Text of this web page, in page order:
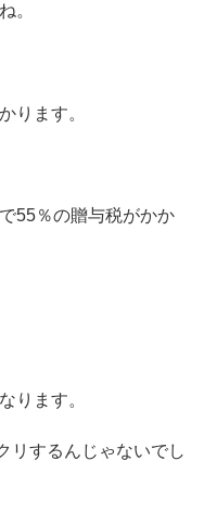
。
ります。
55％の贈与税がかか
ります。
リするんじゃないでし